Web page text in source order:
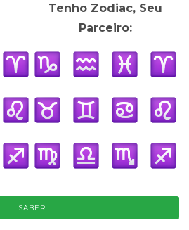
Tenho Zodiac, Seu
Parceiro:
SABER